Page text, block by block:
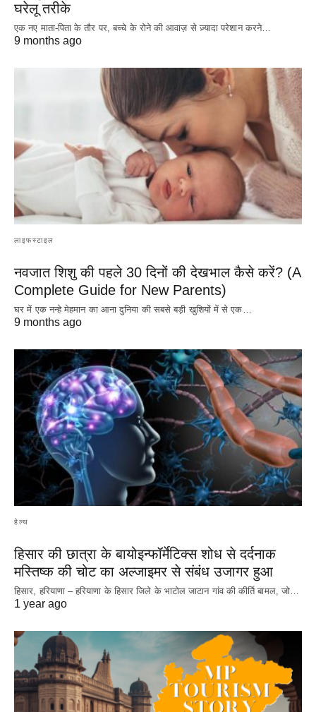
घरेलू तरीके
एक नए माता-पिता के तौर पर, बच्चे के रोने की आवाज़ से ज़्यादा परेशान करने…
9 months ago
लाइफस्टाइल
नवजात शिशु की पहले 30 दिनों की देखभाल कैसे करें? (A
Complete Guide for New Parents)
घर में एक नन्हे मेहमान का आना दुनिया की सबसे बड़ी खुशियों में से एक…
9 months ago
हेल्थ
हिसार की छात्रा के बायोइन्फॉर्मेटिक्स शोध से दर्दनाक
मस्तिष्क की चोट का अल्जाइमर से संबंध उजागर हुआ
हिसार, हरियाणा – हरियाणा के हिसार जिले के भाटोल जाटान गांव की कीर्ति बामल, जो…
1 year ago